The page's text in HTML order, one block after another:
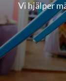
Vi hjälper